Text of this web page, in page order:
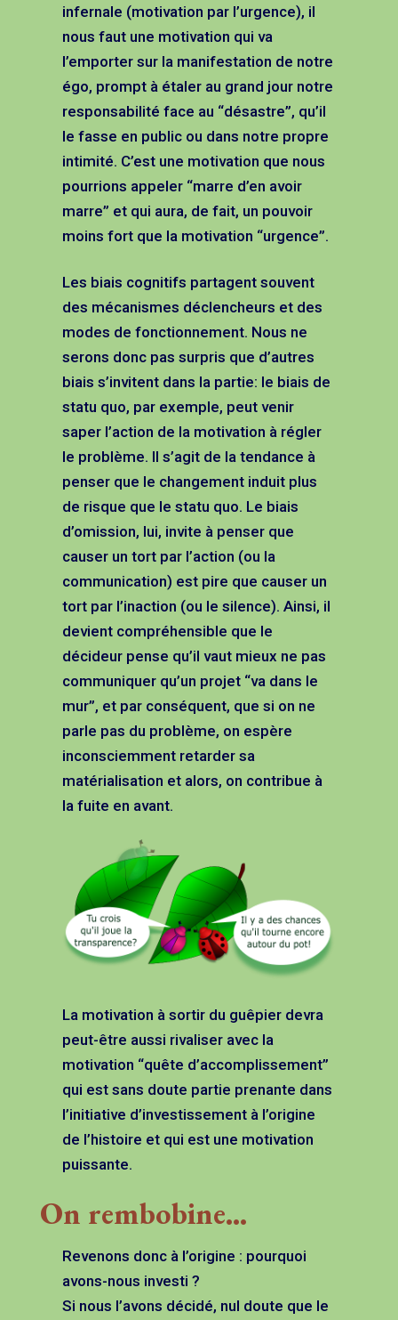
infernale (motivation par l’urgence), il
nous faut une motivation qui va
l’emporter sur la manifestation de notre
égo, prompt à étaler au grand jour notre
responsabilité face au “désastre”, qu’il
le fasse en public ou dans notre propre
intimité. C’est une motivation que nous
pourrions appeler “marre d’en avoir
marre” et qui aura, de fait, un pouvoir
moins fort que la motivation “urgence”.
Les biais cognitifs partagent souvent
des mécanismes déclencheurs et des
modes de fonctionnement. Nous ne
serons donc pas surpris que d’autres
biais s’invitent dans la partie: le biais de
statu quo, par exemple, peut venir
saper l’action de la motivation à régler
le problème. Il s’agit de la tendance à
penser que le changement induit plus
de risque que le statu quo. Le biais
d’omission, lui, invite à penser que
causer un tort par l’action (ou la
communication) est pire que causer un
tort par l’inaction (ou le silence). Ainsi, il
devient compréhensible que le
décideur pense qu’il vaut mieux ne pas
communiquer qu’un projet “va dans le
mur”, et par conséquent, que si on ne
parle pas du problème, on espère
inconsciemment retarder sa
matérialisation et alors, on contribue à
la fuite en avant.
La motivation à sortir du guêpier devra
peut-être aussi rivaliser avec la
motivation “quête d’accomplissement”
qui est sans doute partie prenante dans
l’initiative d’investissement à l’origine
de l’histoire et qui est une motivation
puissante.
On rembobine…
Revenons donc à l’origine : pourquoi
avons-nous investi ?
Si nous l’avons décidé, nul doute que le